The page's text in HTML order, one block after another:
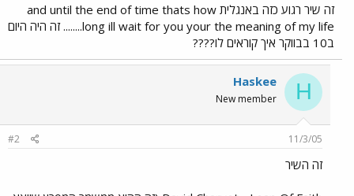
זה שיר רגוע כזה באנגלית and until the end of time thats how
long ill wait for you your the meaning of my life........ זה היה היום
ב10 בבווקר איך קוראים לו????
H
Haskee
New member
11/3/05
#2
זה השיר